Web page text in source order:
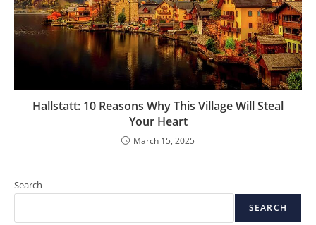
Hallstatt: 10 Reasons Why This Village Will Steal
Your Heart
March 15, 2025
Search
SEARCH